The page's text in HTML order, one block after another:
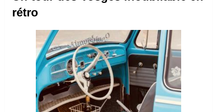
rétro